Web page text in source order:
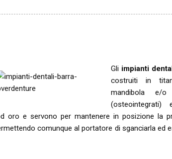
Gli impianti
costruiti in
mandibola e/
(osteointegrati)
oro e servono per mantenere in posizione la
comunque al portatore di sganciarla ed